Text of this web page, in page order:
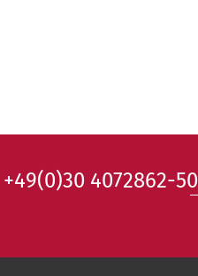
+49(0)30 4072862-50